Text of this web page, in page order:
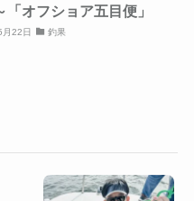
「オフショア五目便」
22日 釣果